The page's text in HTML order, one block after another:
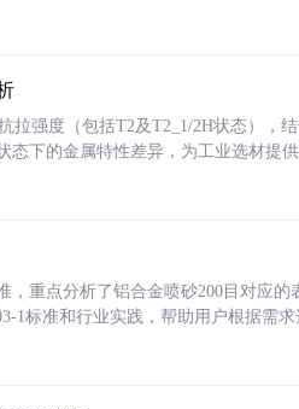
拉强度（包括T2及T2_1/2H状态），
下的金属特性差异，为工业选材提供
重点分析了铝合金喷砂200目对应的
1标准和行业实践，帮助用户根据需求